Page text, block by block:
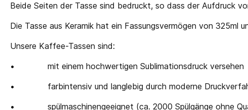
Beide Seiten der Tasse sind bedruckt, so dass der Aufdruck
Die Tasse aus Keramik hat ein Fassungsvermögen von
Unsere Kaffee-Tassen sind:
•
mit einem hochwertigen Sublimationsdruck versehen
•
farbintensiv und langlebig durch moderne
•
spülmaschinengeeignet (ca. 2000 Spülgänge ohne